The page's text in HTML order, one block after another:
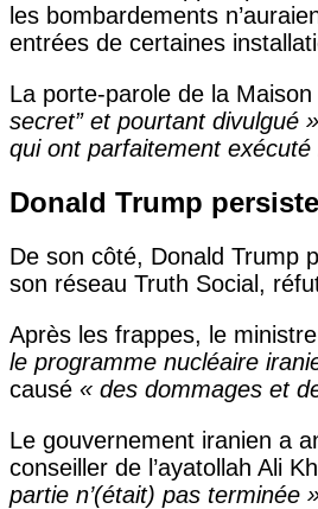
les bombardements
entrées de certaines
La porte-parole de la
secret” et pourtant divulgué »
qui ont parfaitement
Donald Trump persiste
De son côté, Donald Trump
son réseau Truth Social,
Après les frappes, le
le programme nucléaire
causé « des dommages et
Le gouvernement iranien a
conseiller de l’ayatollah Ali
partie n’(était) pas terminée